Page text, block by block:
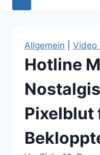
Allgemein Video
Hotline
Pixelblut